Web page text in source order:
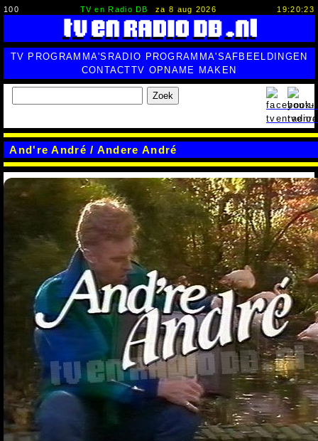
100 TV en Radio DB za 8 aug 2026 19:20:24
TV PROGRAMMA'S RADIO PROGRAMMA'SAFBEELDINGEN
CONTACTTV OPNAME MAKEN
Zoek
And're André / Andere André